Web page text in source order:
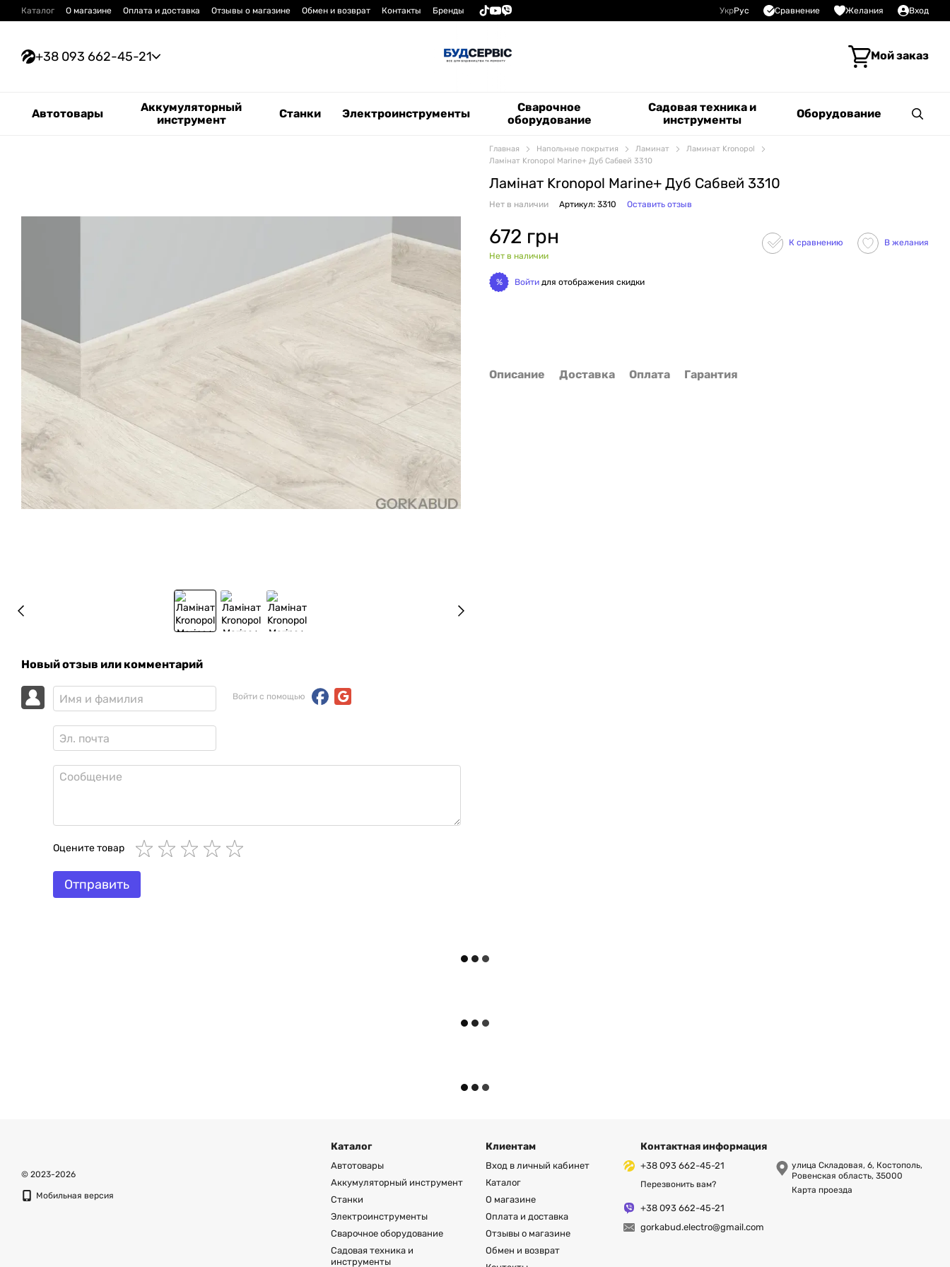
Перейти к основному контенту
Каталог О магазине Оплата и доставка Отзывы о магазине Обмен и возврат Контакты Бренды УкрРус Сравнение Желания Вход
+38 093 662-45-21 Мой заказ
Автотовары
Аккумуляторный
инструмент
Станки Электроинструменты
Сварочное
оборудование
Садовая техника и
инструменты
Оборудование
Новый отзыв или комментарий
Войти с помощью
Оцените товар
Отправить
Главная Напольные покрытия Ламинат
Ламинат Kronopol
Ламінат Kronopol Marine+ Дуб Сабвей 3310
Ламінат Kronopol Marine+ Дуб Сабвей 3310
Нет в наличии Артикул: 3310 Оставить отзыв
672 грн
Нет в наличии
К сравнению В желания
% Войти для отображения скидки
Описание Доставка Оплата Гарантия
© 2023-2026
Мобильная версия
Каталог
Автотовары
Аккумуляторный инструмент
Станки
Электроинструменты
Сварочное оборудование
Садовая техника и
инструменты
Клиентам
Вход в личный кабинет
Каталог
О магазине
Оплата и доставка
Отзывы о магазине
Обмен и возврат
Контактная информация
+38 093 662-45-21
Перезвонить вам?
+38 093 662-45-21
gorkabud.electro@gmail.com
улица Складовая, 6, Костополь,
Ровенская область, 35000
Карта проезда